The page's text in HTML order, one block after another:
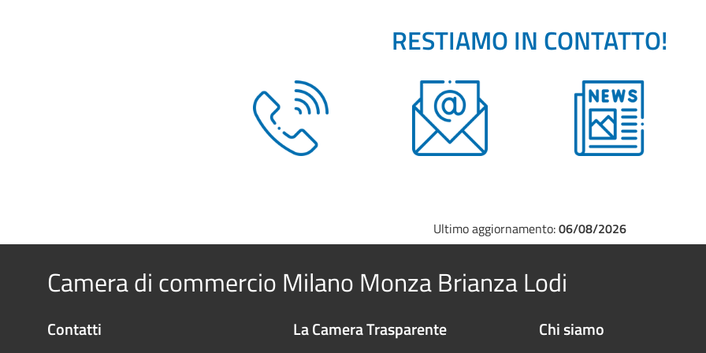
RESTIAMO IN CONTATTO!
Ultimo aggiornamento:06/08/2026
Camera di commercio Milano Monza Brianza Lodi
Contatti La Camera Trasparente Chi siamo